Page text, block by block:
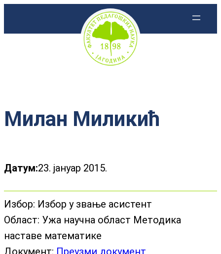
Милан Миликић
Датум:23. јануар 2015.
Избор: Избор у звање асистент
Област: Ужа научна област Методика
наставе математике